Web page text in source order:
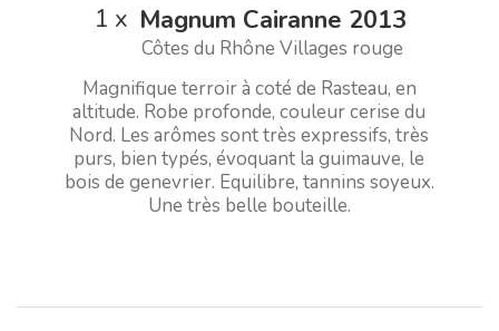
1 x Magnum Cairanne 2013
Côtes du Rhône Villages rouge
Magnifique terroir à coté de Rasteau, en
altitude. Robe profonde, couleur cerise du
Nord. Les arômes sont très expressifs, très
purs, bien typés, évoquant la guimauve, le
bois de genevrier. Equilibre, tannins soyeux.
Une très belle bouteille.